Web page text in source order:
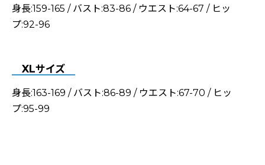
身長:159-165 / バスト:83-86 / ウエスト:64-67 / ヒッ
プ:92-96
XLサイズ
身長:163-169 / バスト:86-89 / ウエスト:67-70 / ヒッ
プ:95-99